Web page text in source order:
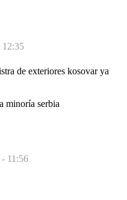
12:35
de exteriores kosovar ya
minoría serbia
11:56